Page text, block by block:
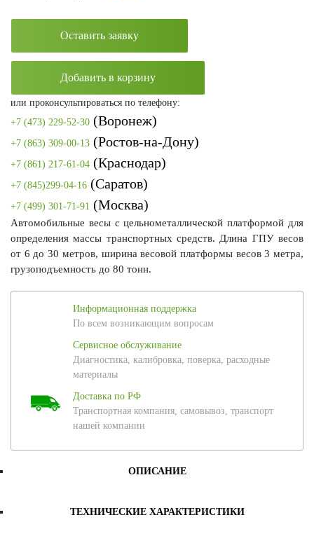
Оставить заявку
Добавить в корзину
или проконсультироваться по телефону:
+7 (473) 229-52-30 (Воронеж)
+7 (863) 309-00-13 (Ростов-на-Дону)
+7 (861) 217-61-04 (Краснодар)
+7 (845)299-04-16 (Саратов)
+7 (499) 301-71-91 (Москва)
Автомобильные весы с цельнометаллической платформой для
определения массы транспортных средств. Длина ГПУ весов
от 6 до 30 метров, ширина весовой платформы весов 3 метра,
грузоподъемность до 80 тонн.
Информационная поддержка
По всем возникающим вопросам
Сервисное обслуживание
Диагностика, калибровка, поверка, расходные
материалы
Доставка по РФ
Транспортная компания, самовывоз, транспорт
нашей компании
ОПИСАНИЕ
ТЕХНИЧЕСКИЕ ХАРАКТЕРИСТИКИ